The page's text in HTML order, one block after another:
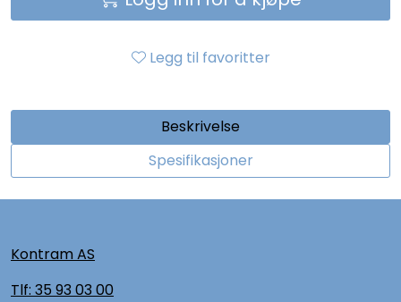
Legg til favoritter
Beskrivelse
Spesifikasjoner
Kontram AS
Tlf: 35 93 03 00